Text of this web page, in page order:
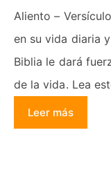
Aliento –
en su vida diaria
Biblia le dará
de la vida. Lea
Leer más